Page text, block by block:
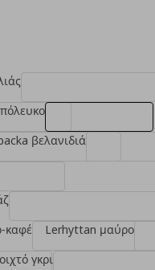
βελανιδιά
καφέ
Lerhyttan μαύρο
γκρι